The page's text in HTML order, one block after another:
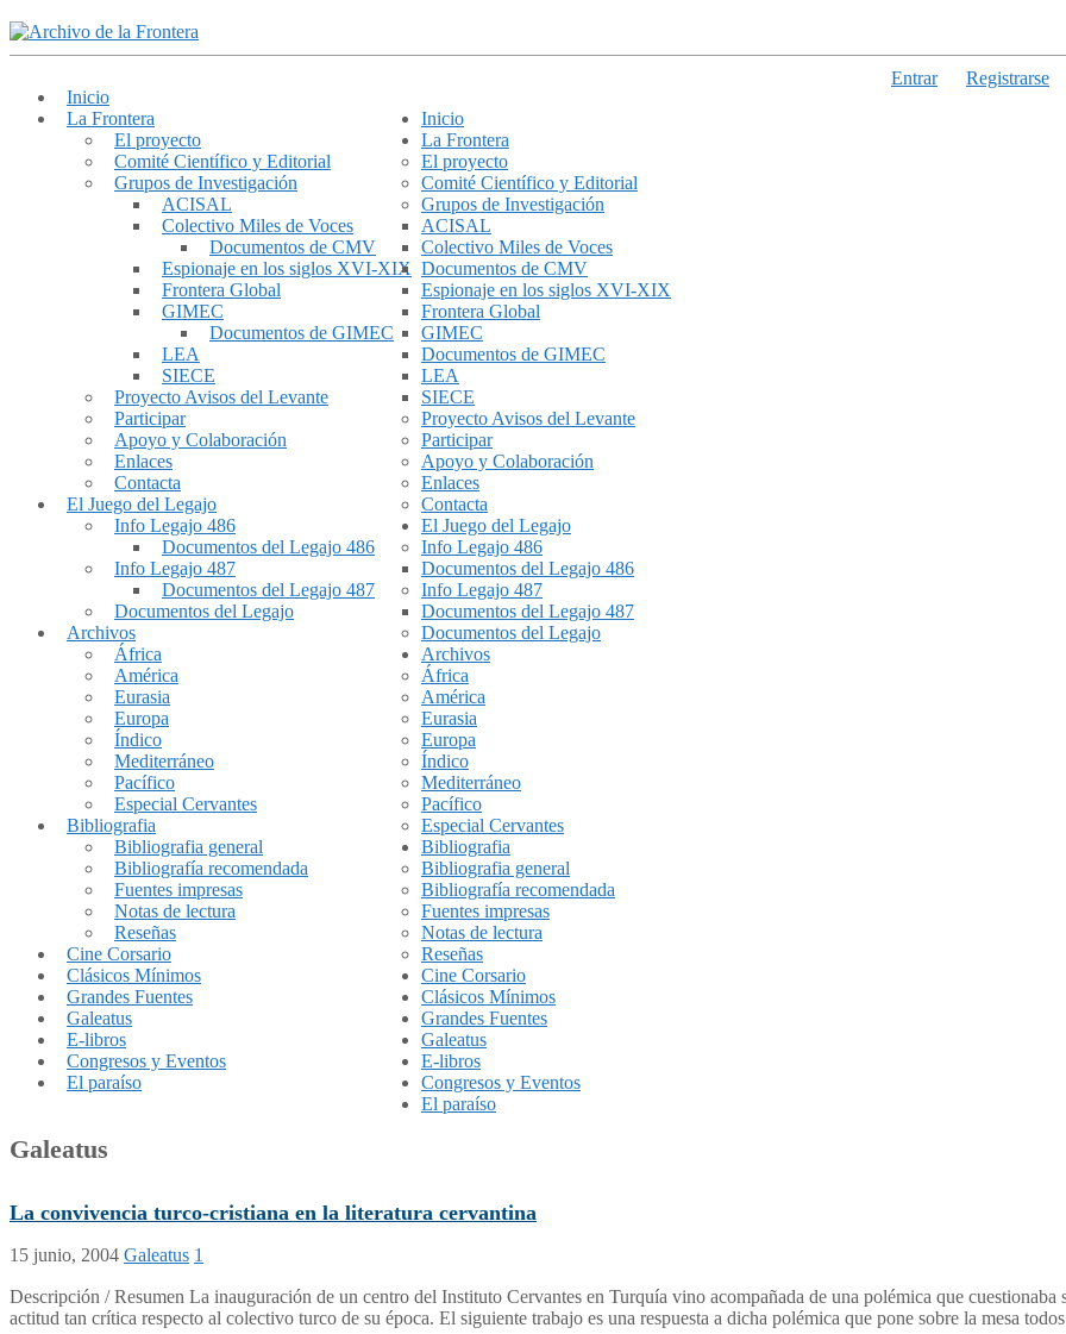
Inicio
La Frontera
El proyecto
Comité Científico y Editorial
Grupos de Investigación
ACISAL
Colectivo Miles de Voces
Documentos de CMV
Espionaje en los siglos XVI-XIX
Frontera Global
GIMEC
Documentos de GIMEC
LEA
SIECE
Proyecto Avisos del Levante
Participar
Apoyo y Colaboración
Enlaces
Contacta
El Juego del Legajo
Info Legajo 486
Documentos del Legajo 486
Info Legajo 487
Documentos del Legajo 487
Documentos del Legajo
Archivos
África
América
Eurasia
Europa
Índico
Mediterráneo
Pacífico
Especial Cervantes
Bibliografia
Bibliografia general
Bibliografía recomendada
Fuentes impresas
Notas de lectura
Reseñas
Cine Corsario
Clásicos Mínimos
Grandes Fuentes
Galeatus
E-libros
Congresos y Eventos
El paraíso
Entrar
Registrarse
Inicio
La Frontera
El proyecto
Comité Científico y Editorial
Grupos de Investigación
ACISAL
Colectivo Miles de Voces
Documentos de CMV
Espionaje en los siglos XVI-XIX
Frontera Global
GIMEC
Documentos de GIMEC
LEA
SIECE
Proyecto Avisos del Levante
Participar
Apoyo y Colaboración
Enlaces
Contacta
El Juego del Legajo
Info Legajo 486
Documentos del Legajo 486
Info Legajo 487
Documentos del Legajo 487
Documentos del Legajo
Archivos
África
América
Eurasia
Europa
Índico
Mediterráneo
Pacífico
Especial Cervantes
Bibliografia
Bibliografia general
Bibliografía recomendada
Fuentes impresas
Notas de lectura
Reseñas
Cine Corsario
Clásicos Mínimos
Grandes Fuentes
Galeatus
E-libros
Congresos y Eventos
El paraíso
Galeatus
La convivencia turco-cristiana en la literatura cervantina
15 junio, 2004 Galeatus 1
Descripción / Resumen La inauguración de un centro del Instituto Cervantes en Turquía vino acompañada de una polémica que
actitud tan crítica respecto al colectivo turco de su época. El siguiente trabajo es una respuesta a dicha polémica que pone sobre la mesa